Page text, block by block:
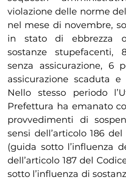
violazione delle norme
nel mese di novembre,
in stato di ebbrezza
sostanze stupefacenti,
senza assicurazione, 6
assicurazione scaduta
Nello stesso periodo
Prefettura ha emanato
provvedimenti di
sensi dell’articolo 186
(guida sotto l’influenza
dell’articolo 187 del
sotto l’influenza di